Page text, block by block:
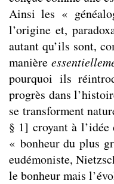
Ainsi les «
l’origine et,
autant qu’ils sont,
manière
pourquoi ils
progrès dans
se transforment
§ 1] croyant à l’idée
« bonheur du plus
eudémoniste,
le bonheur mais